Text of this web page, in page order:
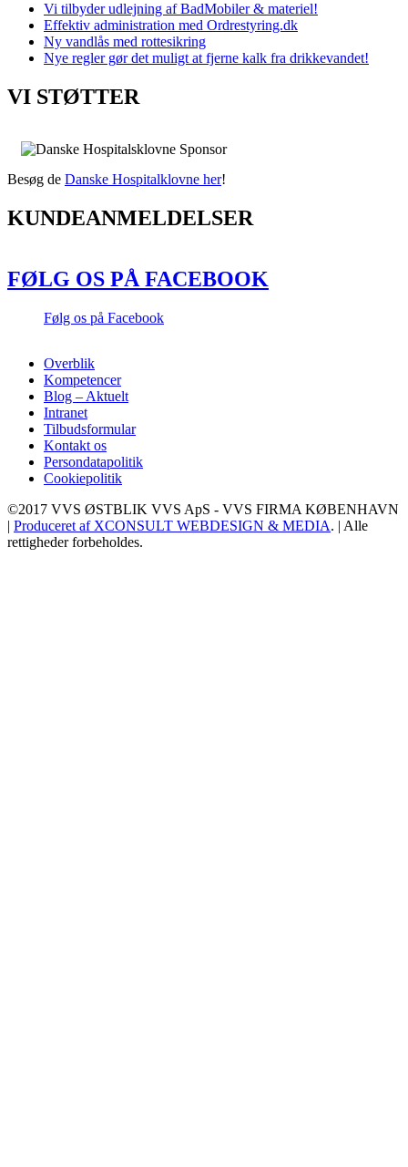
Vi tilbyder udlejning af BadMobiler & materiel!
Effektiv administration med Ordrestyring.dk
Ny vandlås med rottesikring
Nye regler gør det muligt at fjerne kalk fra drikkevandet!
VI STØTTER
Besøg de Danske Hospitalklovne her!
KUNDEANMELDELSER
FØLG OS PÅ FACEBOOK
Følg os på Facebook
Overblik
Kompetencer
Blog – Aktuelt
Intranet
Tilbudsformular
Kontakt os
Persondatapolitik
Cookiepolitik
©2017 VVS ØSTBLIK VVS ApS - VVS FIRMA KØBENHAVN
| Produceret af XCONSULT WEBDESIGN & MEDIA. | Alle
rettigheder forbeholdes.